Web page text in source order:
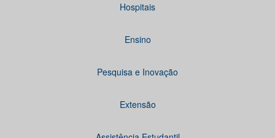
Hospitais
Ensino
Pesquisa e Inovação
Extensão